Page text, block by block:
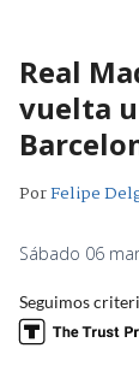
Real
vuelta
PorFelipe
Sábado 06
Seguimos